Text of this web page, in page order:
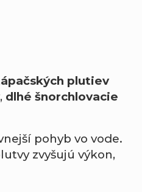
plutiev
, dlhé šnorchlovacie
pohyb vo vode.
zvyšujú výkon,